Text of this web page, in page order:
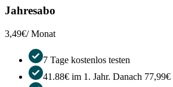
Jahresabo
3,49€/ Monat
7 Tage kostenlos testen
41.88€ im 1. Jahr. Danach 77,99€